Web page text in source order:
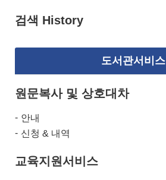
검색 History
도서관서비스
원문복사 및 상호대차
안내
신청 & 내역
교육지원서비스